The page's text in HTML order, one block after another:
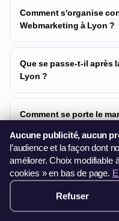
Comment s'organise
Webmarketing à Lyon ?
Que se passe-t-il après
Lyon ?
Comment se porte le
Combien je paie de ma
formation
Que faire si mon
1999€ ·
Aucune publicité, aucun
l’audience et la façon dont
améliorer. Choix modifiable
cookies » en bas de page.
Refuser